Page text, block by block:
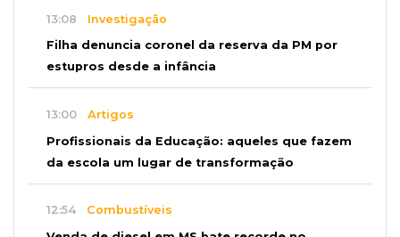
13:08 Investigação
Filha denuncia coronel da reserva da PM por
estupros desde a infância
13:00 Artigos
Profissionais da Educação: aqueles que fazem
da escola um lugar de transformação
12:54 Combustíveis